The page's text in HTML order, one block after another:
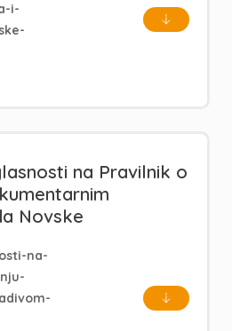
i-
na Pravilnik o
Novske
na-